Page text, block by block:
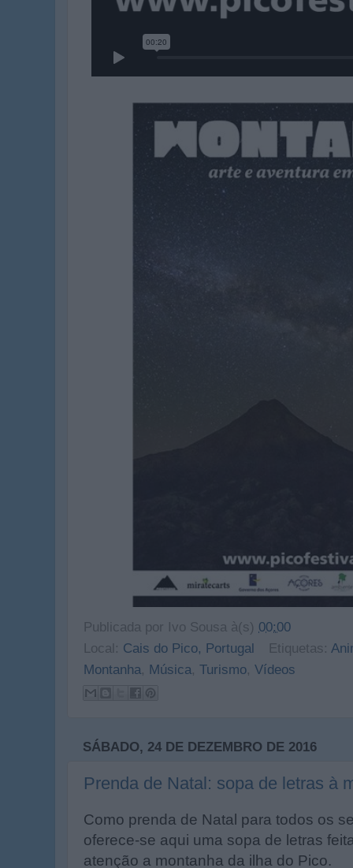
Publicada por Ivo Sousa à(s) 00:00
Local: Cais do Pico, Portugal Etiquetas:
Montanha, Música, Turismo, Vídeos
SÁBADO, 24 DE DEZEMBRO DE 2016
Prenda de Natal: sopa de letras à
Como prenda de Natal para todos os
oferece-se aqui uma sopa de letras
atenção a montanha da ilha do Pico.